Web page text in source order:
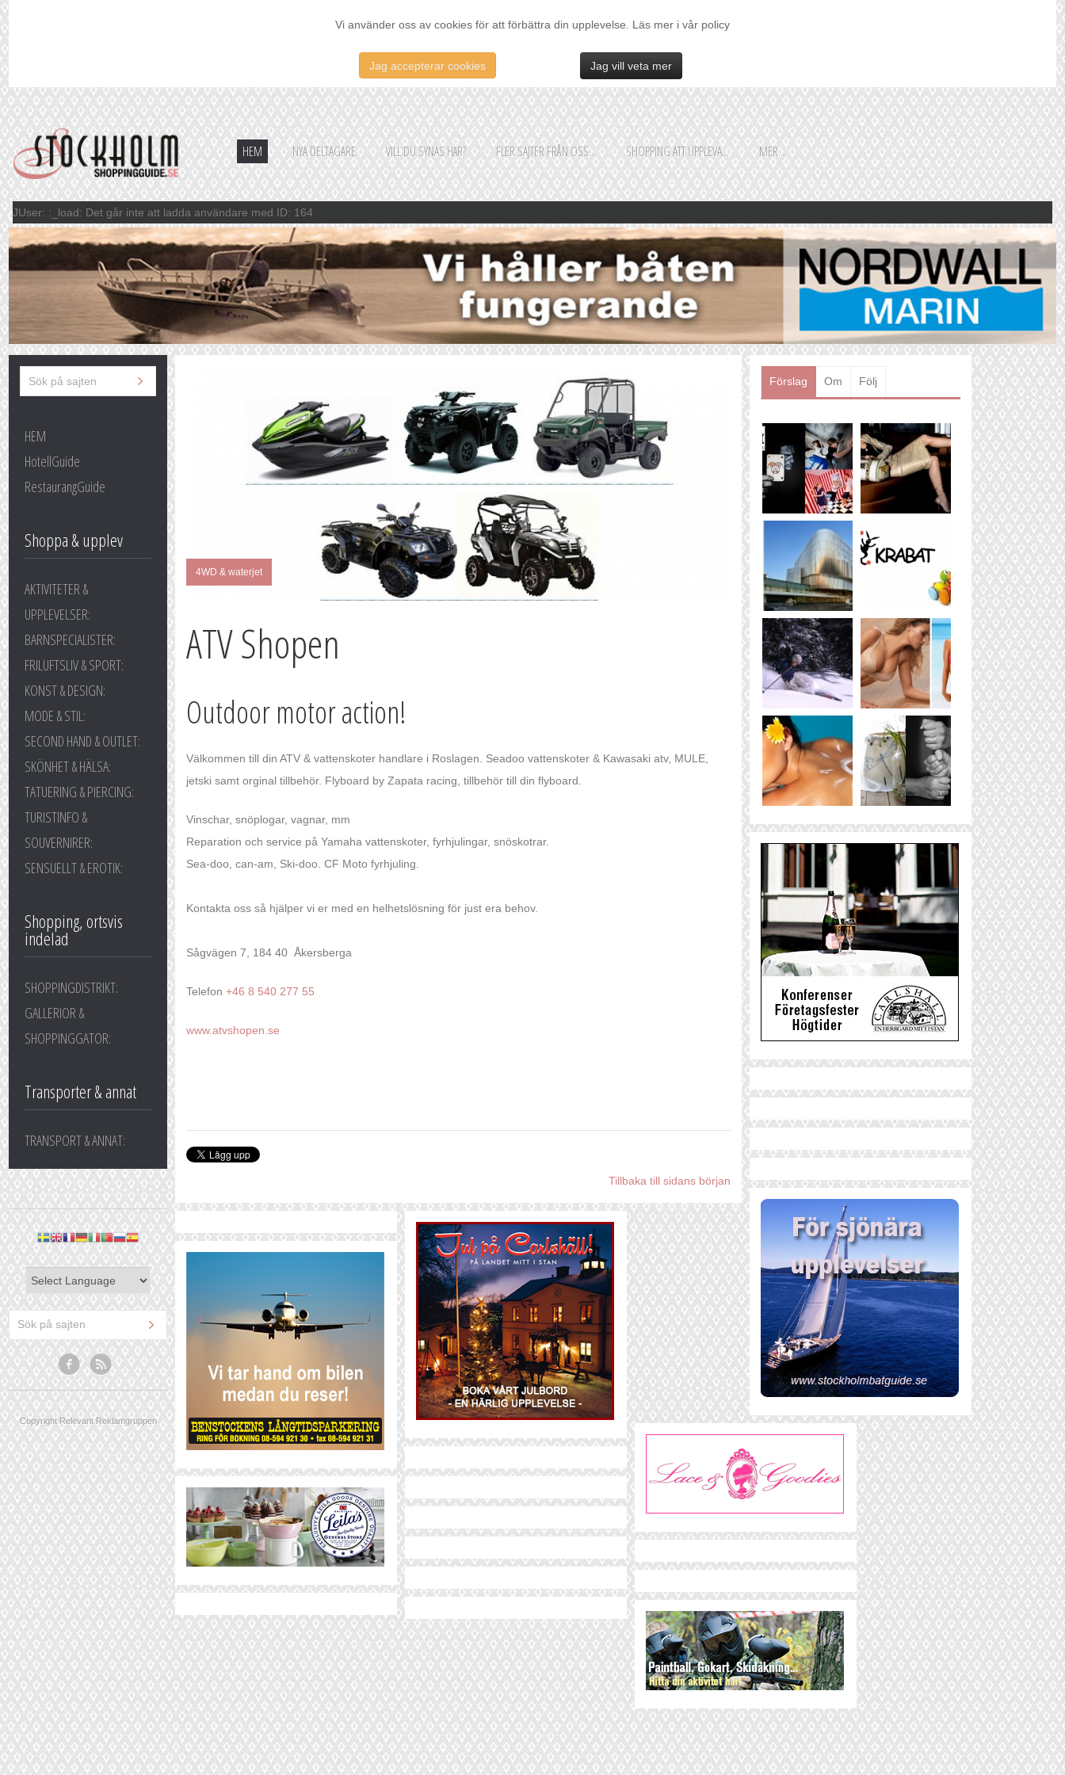
Vi använder oss av cookies för att förbättra din upplevelse. Läs mer i vår policy
Jag accepterar cookies Jag vill veta mer
HEM NYA DELTAGARE VILL DU SYNAS HÄR? FLER SAJTER FRÅN OSS... SHOPPING ATT UPPLEVA... MER...
JUser: :_load: Det går inte att ladda användare med ID: 164
HEM
HotellGuide
RestaurangGuide
Shoppa & upplev
AKTIVITETER &
UPPLEVELSER:
BARNSPECIALISTER:
FRILUFTSLIV & SPORT:
KONST & DESIGN:
MODE & STIL:
SECOND HAND & OUTLET:
SKÖNHET & HÄLSA:
TATUERING & PIERCING:
TURISTINFO &
SOUVERNIRER:
SENSUELLT & EROTIK:
Shopping, ortsvis
indelad
SHOPPINGDISTRIKT:
GALLERIOR &
SHOPPINGGATOR:
Transporter & annat
TRANSPORT & ANNAT:
Copyright Relevant Reklamgruppen
4WD & waterjet
ATV Shopen
Outdoor motor action!
Välkommen till din ATV & vattenskoter handlare i Roslagen. Seadoo vattenskoter & Kawasaki atv, MULE,
jetski samt orginal tillbehör. Flyboard by Zapata racing, tillbehör till din flyboard.
Vinschar, snöplogar, vagnar, mm
Reparation och service på Yamaha vattenskoter, fyrhjulingar, snöskotrar.
Sea-doo, can-am, Ski-doo. CF Moto fyrhjuling.
Kontakta oss så hjälper vi er med en helhetslösning för just era behov.
Sågvägen 7, 184 40 Åkersberga
Telefon +46 8 540 277 55
www.atvshopen.se
Tillbaka till sidans början
Förslag Om Följ
Shoppingguiden är främst
framtagen för vår huvudstads
besökare